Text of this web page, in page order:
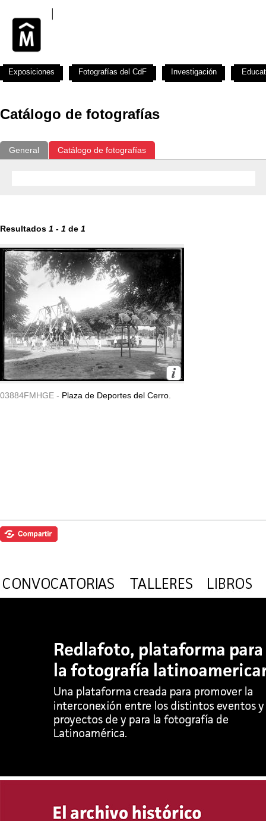
Catálogo de fotografías
General Catálogo de fotografías
Resultados 1 - 1 de 1
03884FMHGE - Plaza de Deportes del Cerro.
Exposiciones Fotografías del CdF Investigación